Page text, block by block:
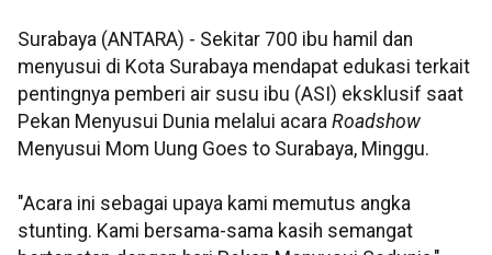
Surabaya (ANTARA) - Sekitar 700 ibu hamil dan
menyusui di Kota Surabaya mendapat edukasi terkait
pentingnya pemberi air susu ibu (ASI) eksklusif saat
Pekan Menyusui Dunia melalui acara Roadshow
Menyusui Mom Uung Goes to Surabaya, Minggu.
"Acara ini sebagai upaya kami memutus angka
stunting. Kami bersama-sama kasih semangat